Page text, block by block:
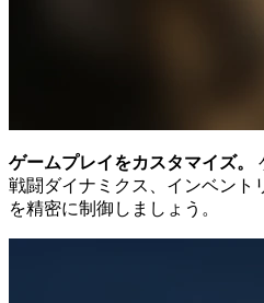
ゲームプレイをカスタマイズ。
戦闘ダイナミクス、インベント
を精密に制御しましょう。